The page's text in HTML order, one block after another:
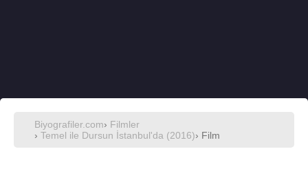
Biyografiler.com› Filmler
› Temel ile Dursun İstanbul'da (2016)› Film